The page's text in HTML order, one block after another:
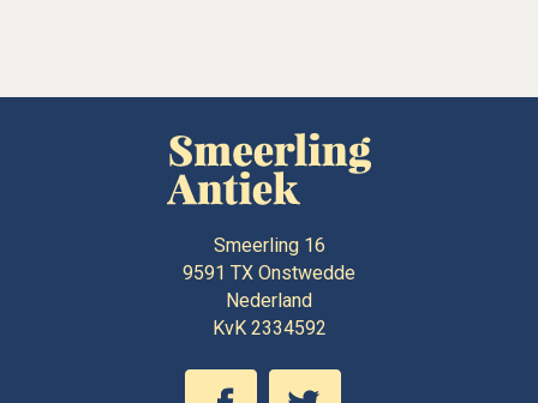
Smeerling 16
9591 TX Onstwedde
Nederland
KvK 2334592